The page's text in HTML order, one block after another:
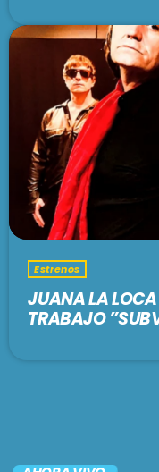
Estrenos
JUANA LA LOCA
TRABAJO